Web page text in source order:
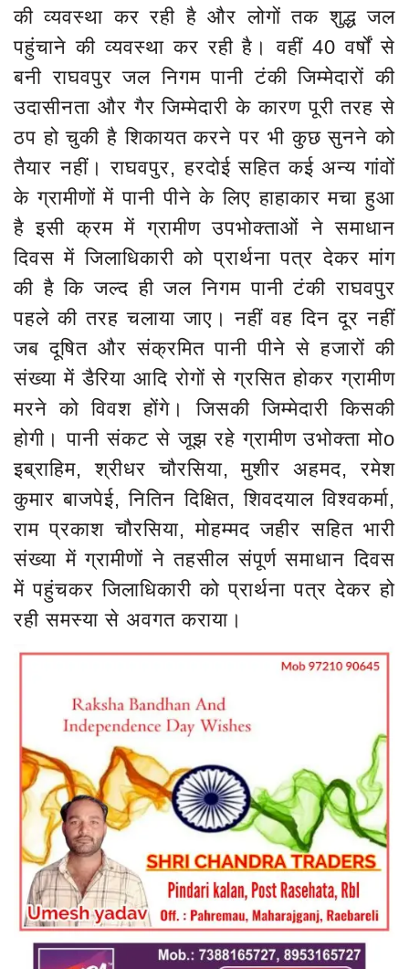
की व्यवस्था कर रही है और लोगों तक शुद्ध जल
पहुंचाने की व्यवस्था कर रही है। वहीं 40 वर्षों से
बनी राघवपुर जल निगम पानी टंकी जिम्मेदारों की
उदासीनता और गैर जिम्मेदारी के कारण पूरी तरह से
ठप हो चुकी है शिकायत करने पर भी कुछ सुनने को
तैयार नहीं। राघवपुर, हरदोई सहित कई अन्य गांवों
के ग्रामीणों में पानी पीने के लिए हाहाकार मचा हुआ
है इसी क्रम में ग्रामीण उपभोक्ताओं ने समाधान
दिवस में जिलाधिकारी को प्रार्थना पत्र देकर मांग
की है कि जल्द ही जल निगम पानी टंकी राघवपुर
पहले की तरह चलाया जाए। नहीं वह दिन दूर नहीं
जब दूषित और संक्रमित पानी पीने से हजारों की
संख्या में डैरिया आदि रोगों से ग्रसित होकर ग्रामीण
मरने को विवश होंगे। जिसकी जिम्मेदारी किसकी
होगी। पानी संकट से जूझ रहे ग्रामीण उभोक्ता मोo
इब्राहिम, श्रीधर चौरसिया, मुशीर अहमद, रमेश
कुमार बाजपेई, नितिन दिक्षित, शिवदयाल विश्वकर्मा,
राम प्रकाश चौरसिया, मोहम्मद जहीर सहित भारी
संख्या में ग्रामीणों ने तहसील संपूर्ण समाधान दिवस
में पहुंचकर जिलाधिकारी को प्रार्थना पत्र देकर हो
रही समस्या से अवगत कराया।